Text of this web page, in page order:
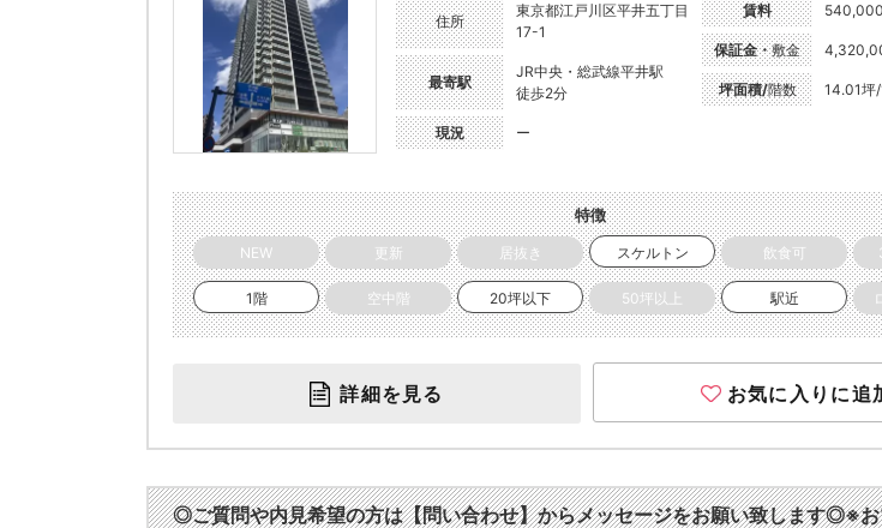
住所
東京都江戸川区平井五丁目
17-1
最寄駅
JR中央・総武線平井駅
徒歩2分
現況 ー
賃料
保証金・敷金
坪面積/階数 14.01坪
特徴
NEW 更新 居抜き スケルトン 飲食可
1階 空中階 20坪以下 50坪以上 駅近
詳細を見る お気に入りに追
◎ご質問や内見希望の方は【問い合わせ】からメッセージをお願い致します◎※